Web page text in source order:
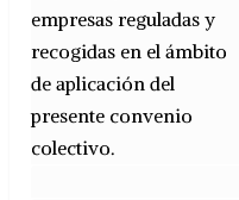
empresas reguladas y
recogidas en el ámbito
de aplicación del
presente convenio
colectivo.